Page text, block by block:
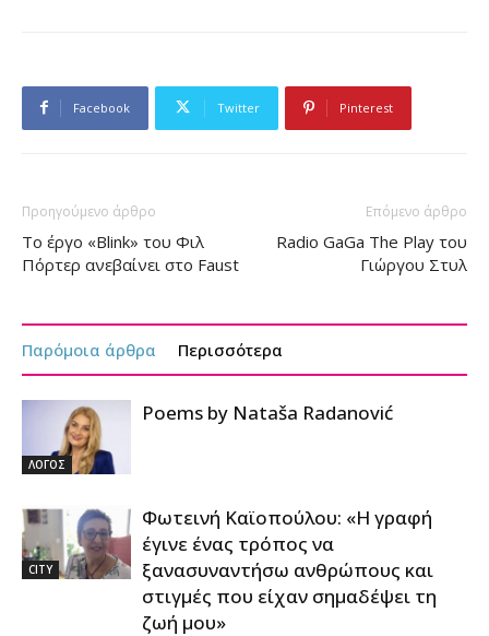
Facebook Twitter Pinterest
Προηγούμενο άρθρο
To έργο «Βlink» του Φιλ
Πόρτερ ανεβαίνει στο Faust
Επόμενο άρθρο
Radio GaGa Τhe Play του
Γιώργου Στυλ
Παρόμοια άρθρα Περισσότερα
ΛΟΓΟΣ
Poems by Nataša Radanović
CITY
Φωτεινή Καϊοπούλου: «Η γραφή
έγινε ένας τρόπος να
ξανασυναντήσω ανθρώπους και
στιγμές που είχαν σημαδέψει τη
ζωή μου»